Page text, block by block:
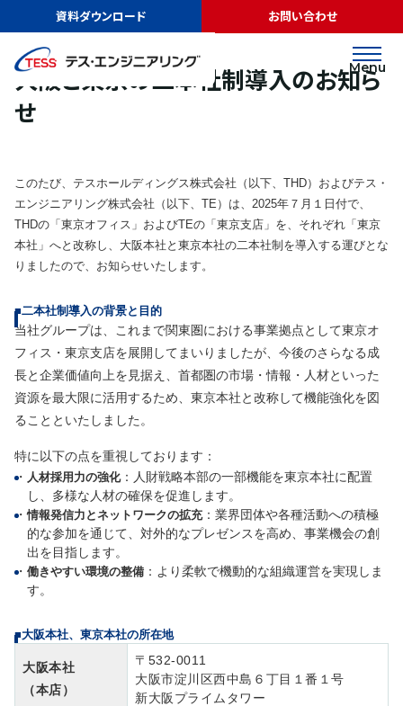
資料ダウンロード お問い合わせ
Menu
ニュース 大阪と東京の二本社制導入のお知らせ
お知らせ
大阪と東京の二本社制導入のお知ら
せ
このたび、テスホールディングス株式会社（以下、THD）およびテス・
エンジニアリング株式会社（以下、TE）は、2025年７月１日付で、
THDの「東京オフィス」およびTEの「東京支店」を、それぞれ「東京
本社」へと改称し、大阪本社と東京本社の二本社制を導入する運びとな
りましたので、お知らせいたします。
■二本社制導入の背景と目的
当社グループは、これまで関東圏における事業拠点として東京オ
フィス・東京支店を展開してまいりましたが、今後のさらなる成
長と企業価値向上を見据え、首都圏の市場・情報・人材といった
資源を最大限に活用するため、東京本社と改称して機能強化を図
ることといたしました。
特に以下の点を重視しております：
・ 人材採用力の強化：人財戦略本部の一部機能を東京本社に配置
し、多様な人材の確保を促進します。
・情報発信力とネットワークの拡充：業界団体や各種活動への積極
的な参加を通じて、対外的なプレゼンスを高め、事業機会の創
出を目指します。
・ 働きやすい環境の整備 ：より柔軟で機動的な組織運営を実現しま
す。
■大阪本社、東京本社の所在地
大阪本社
（本店）
〒532-0011
大阪市淀川区西中島６丁目１番１号
新大阪プライムタワー